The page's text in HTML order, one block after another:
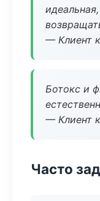
— Клиент
Ботокс и
— Клиент
Часто